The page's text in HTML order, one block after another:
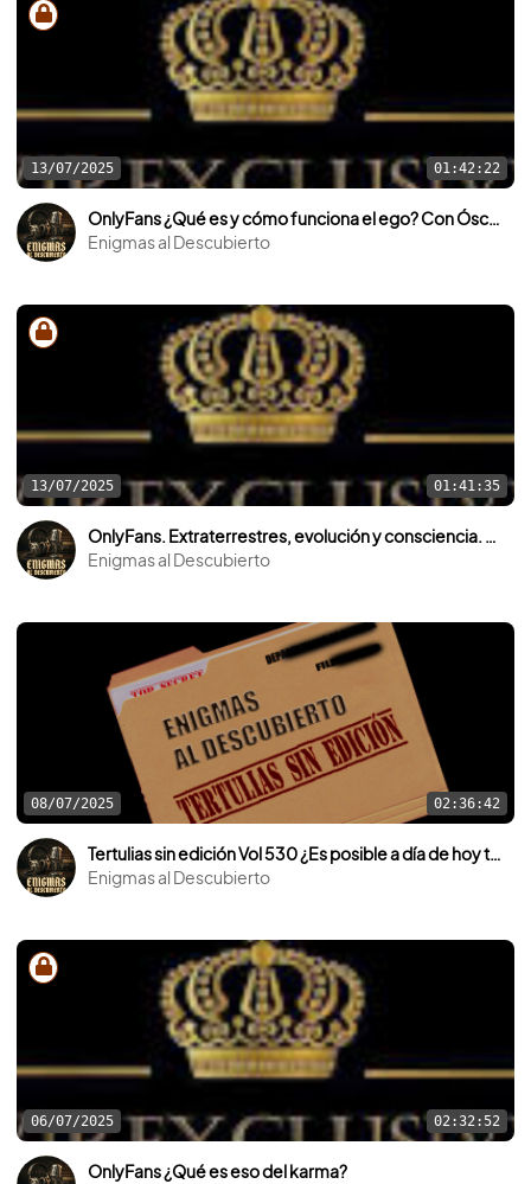
13/07/2025 01:42:22
OnlyFans ¿Qué es y cómo funciona el ego? Con Óscar García.
Enigmas al Descubierto
13/07/2025 01:41:35
OnlyFans. Extraterrestres, evolución y consciencia. Con Paco Quevedo.
Enigmas al Descubierto
08/07/2025 02:36:42
Tertulias sin edición Vol 530 ¿Es posible a día de hoy terraformar Marte? Debate interesante.
Enigmas al Descubierto
06/07/2025 02:32:52
OnlyFans ¿Qué es eso del karma?